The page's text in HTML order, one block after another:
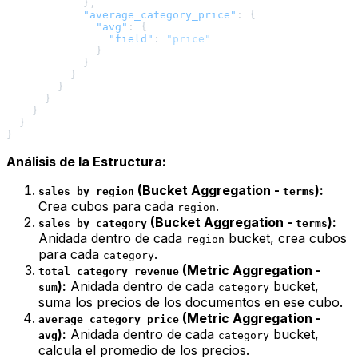
} ,
"average_category_price" :
{
"avg" :
{
"field" :
"price"
}
}
}
}
}
}
}
}
Análisis de la Estructura:
sales_by_region (Bucket Aggregation - terms):
Crea cubos para cada region.
sales_by_category (Bucket Aggregation - terms):
Anidada dentro de cada region bucket, crea cubos
para cada category.
total_category_revenue (Metric Aggregation -
sum): Anidada dentro de cada category bucket,
suma los precios de los documentos en ese cubo.
average_category_price (Metric Aggregation -
avg): Anidada dentro de cada category bucket,
calcula el promedio de los precios.